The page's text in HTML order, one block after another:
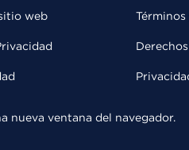
web
nueva ventana del navegador.